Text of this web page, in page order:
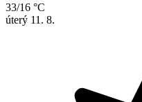
33/16 °C
úterý 11. 8.